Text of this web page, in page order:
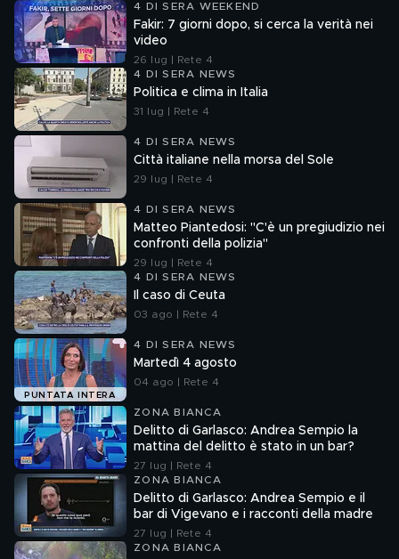
4 DI SERA WEEKEND
Fakir: 7 giorni dopo, si cerca la verità nei
video
26 lug | Rete 4
4 DI SERA NEWS
Politica e clima in Italia
31 lug | Rete 4
4 DI SERA NEWS
Città italiane nella morsa del Sole
29 lug | Rete 4
4 DI SERA NEWS
Matteo Piantedosi: "C'è un pregiudizio nei
confronti della polizia"
29 lug | Rete 4
4 DI SERA NEWS
Il caso di Ceuta
03 ago | Rete 4
PUNTATA INTERA
4 DI SERA NEWS
Martedì 4 agosto
04 ago | Rete 4
ZONA BIANCA
Delitto di Garlasco: Andrea Sempio la
mattina del delitto è stato in un bar?
27 lug | Rete 4
ZONA BIANCA
Delitto di Garlasco: Andrea Sempio e il
bar di Vigevano e i racconti della madre
27 lug | Rete 4
ZONA BIANCA